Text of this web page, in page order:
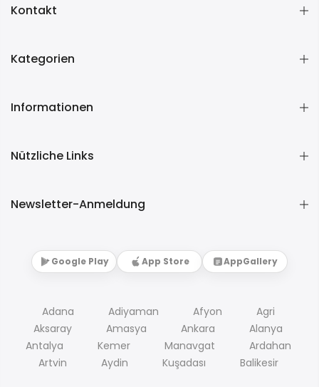
Kontakt
Kategorien
Informationen
Nützliche Links
Newsletter-Anmeldung
Google Play App Store AppGallery
Adana Adiyaman Afyon
Agri
Aksaray
Amasya Ankara
Alanya
Antalya
Kemer Manavgat
Ardahan
Artvin
Aydin Kuşadası Balikesir